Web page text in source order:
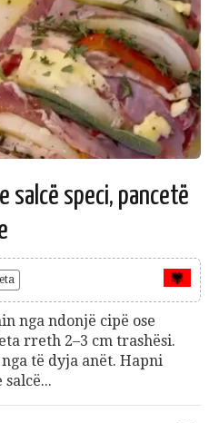
salcë speci, pancetë
nga ndonjë cipë ose
rreth 2–3 cm trashësi.
të dyja anët. Hapni